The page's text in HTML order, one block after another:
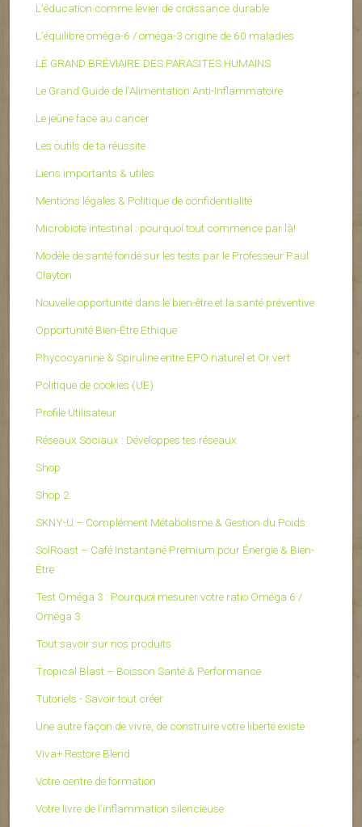
L’éducation comme levier de croissance durable
L’équilibre oméga-6 / oméga-3 origine de 60 maladies
LE GRAND BRÉVIAIRE DES PARASITES HUMAINS
Le Grand Guide de l’Alimentation Anti-Inflammatoire
Le jeûne face au cancer
Les outils de ta réussite
Liens importants & utiles
Mentions légales & Politique de confidentialité
Microbiote intestinal : pourquoi tout commence par là!
Modèle de santé fondé sur les tests par le Professeur Paul
Clayton
Nouvelle opportunité dans le bien-être et la santé préventive
Opportunité Bien-Être Ethique
Phycocyanine & Spiruline entre EPO naturel et Or vert
Politique de cookies (UE)
Profile Utilisateur
Réseaux Sociaux : Développes tes réseaux
Shop
Shop 2
SKNY-U – Complément Métabolisme & Gestion du Poids
SolRoast – Café Instantané Premium pour Énergie & Bien-
Être
Test Oméga 3 : Pourquoi mesurer votre ratio Oméga 6 /
Oméga 3
Tout savoir sur nos produits
Tropical Blast – Boisson Santé & Performance
Tutoriels - Savoir tout créer
Une autre façon de vivre, de construire votre liberté existe
Viva+ Restore Blend
Votre centre de formation
Votre livre de l’inflammation silencieuse